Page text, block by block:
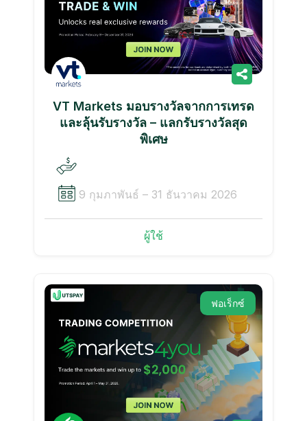
VT Markets มอบรางวัลจากการเทรด
และลุ้นรับรางวัล – แลกรับรางวัลสุด
พิเศษ
9 กุมภาพันธ์ – 31 ธันวาคม 2026
ผู้ใช้
ฟอเร็กซ์